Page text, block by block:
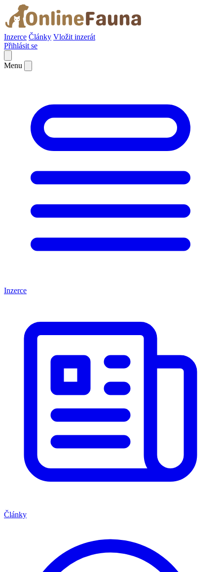
Inzerce Články Vložit inzerát
Přihlásit se
Menu
Inzerce
Články